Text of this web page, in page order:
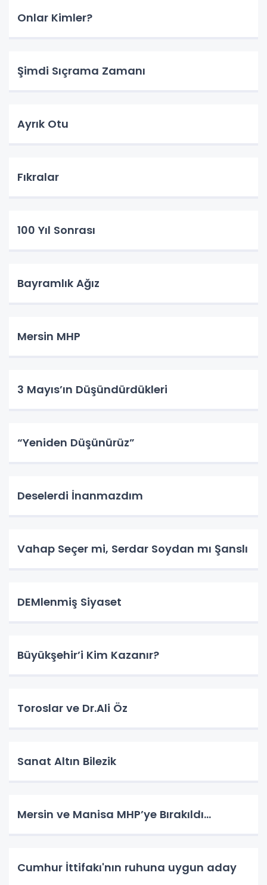
Onlar Kimler?
Şimdi Sıçrama Zamanı
Ayrık Otu
Fıkralar
100 Yıl Sonrası
Bayramlık Ağız
Mersin MHP
3 Mayıs’ın Düşündürdükleri
“Yeniden Düşünürüz”
Deselerdi İnanmazdım
Vahap Seçer mi, Serdar Soydan mı Şanslı
DEMlenmiş Siyaset
Büyükşehir’i Kim Kazanır?
Toroslar ve Dr.Ali Öz
Sanat Altın Bilezik
Mersin ve Manisa MHP’ye Bırakıldı…
Cumhur İttifakı'nın ruhuna uygun aday